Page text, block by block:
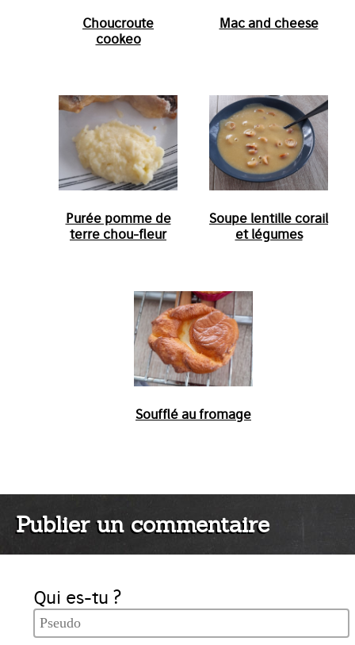
Choucroute
cookeo
Mac and cheese
Purée pomme de
terre chou-fleur
Soupe lentille corail
et légumes
Soufflé au fromage
Publier un commentaire
Qui es-tu ?